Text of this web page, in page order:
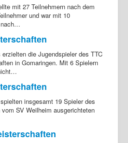
mit 27 Teilnehmern nach dem
und war mit 10
nach…
die Jugendspieler des TTC
in Gomaringen. Mit 6 Spielern
insgesamt 19 Spieler des
SV Weilheim ausgerichteten